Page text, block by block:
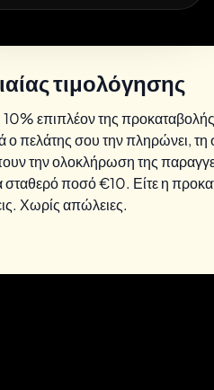
τιμολόγησης
10% επιπλέον της
πελάτης σου την πληρώνει, τη
την ολοκλήρωση της
ποσό €10. Είτε η
Χωρίς απώλειες.